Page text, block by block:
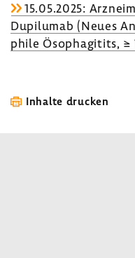
15.05.2025:
Dupilumab (Neues
phile Ösopha­gi­tits, ≥
Inhalte drucken